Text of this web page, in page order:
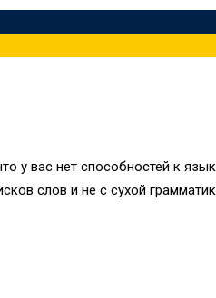
у вас нет способностей к
слов и не с сухой